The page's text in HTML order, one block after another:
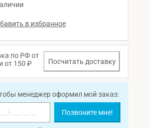
по РФ от
от 150 ₽
Посчитать доставку
менеджер оформил мой заказ:
Позвоните мне!